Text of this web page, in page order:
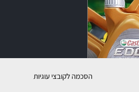
הסכמה לקובצי עוגיות